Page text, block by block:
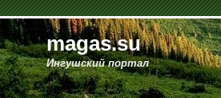
magas.su
Ингушский портал